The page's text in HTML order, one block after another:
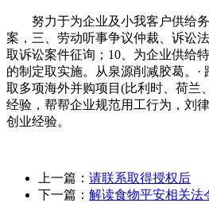
努力于为企业及小我客户供给务
案，三、劳动听事争议仲裁、诉讼
取诉讼案件征询；10、为企业供给
的制定取实施。从泉源削减胶葛。·
取多项海外并购项目(比利时、荷兰
经验，帮帮企业规范用工行为，刘
创业经验。
上一篇： 请联系取得授权后
下一篇： 解读食物平安相关法